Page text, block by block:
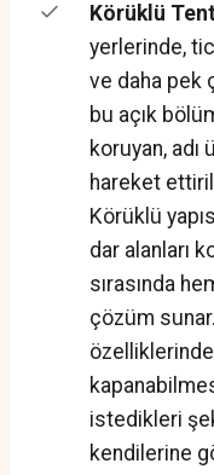
Körüklü
yerlerinde,
ve daha pek
bu açık
koruyan,
hareket
Körüklü
dar alanları
sırasında
çözüm
istedikleri
kendilerine